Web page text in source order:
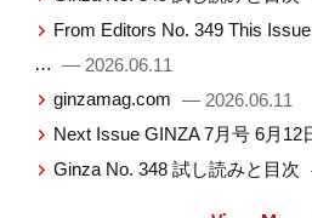
From Editors No. 349 This
… — 2026.06.11
ginzamag.com — 2026.06.11
Next Issue GINZA 7月号 6月12
Ginza No. 348 試し読みと目次